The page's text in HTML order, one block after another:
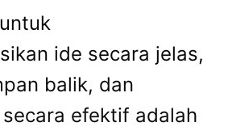
ide secara jelas,
balik, dan
efektif adalah